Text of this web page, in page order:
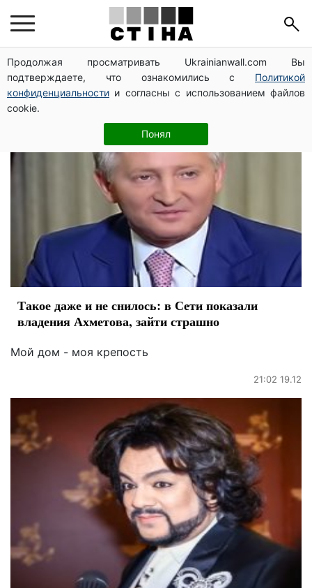
Продолжая просматривать Ukrainianwall.com Вы
подтверждаете, что ознакомились с Политикой
конфиденциальности и согласны с использованием файлов
cookie.
Понял
дом
Такое даже и не снилось: в Сети показали
владения Ахметова, зайти страшно
Мой дом - моя крепость
21:02 19.12